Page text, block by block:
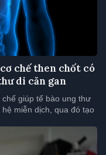
chế then chốt có
di căn gan
giúp tế bào ung thư
miễn dịch, qua đó tạo